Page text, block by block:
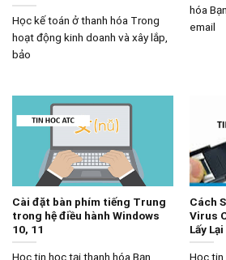
Học kế toán ở thanh hóa Trong
hoạt động kinh doanh và xây lắp,
bảo
hóa
email
Cài đặt bàn phím tiếng Trung
trong hệ điều hành Windows
10, 11
Học tin học tại thanh hóa Bạn
Cách
Virus
Lấy
Học tin